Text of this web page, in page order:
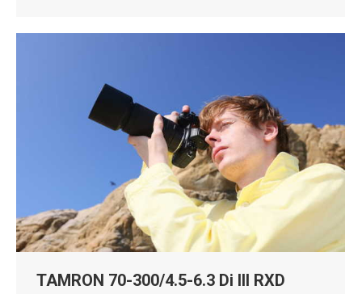
TAMRON 70-300/4.5-6.3 Di III RXD